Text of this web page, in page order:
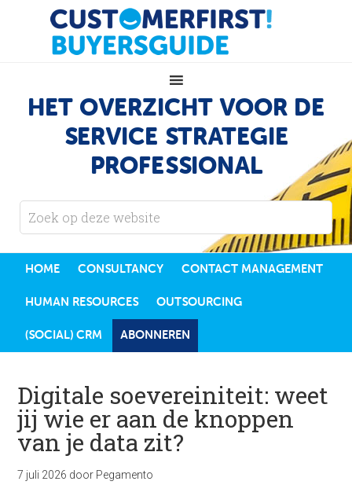
HET OVERZICHT VOOR DE
SERVICE STRATEGIE
PROFESSIONAL
HOME CONSULTANCY CONTACT MANAGEMENT
HUMAN RESOURCES OUTSOURCING
(SOCIAL) CRM ABONNEREN
Digitale soevereiniteit: weet
jij wie er aan de knoppen
van je data zit?
7 juli 2026 door Pegamento